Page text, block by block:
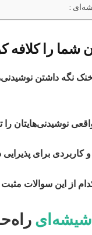
:
شما را
نگه داشتن
نوشیدنی‌هایتان را
کاربردی برای
از این سوالات